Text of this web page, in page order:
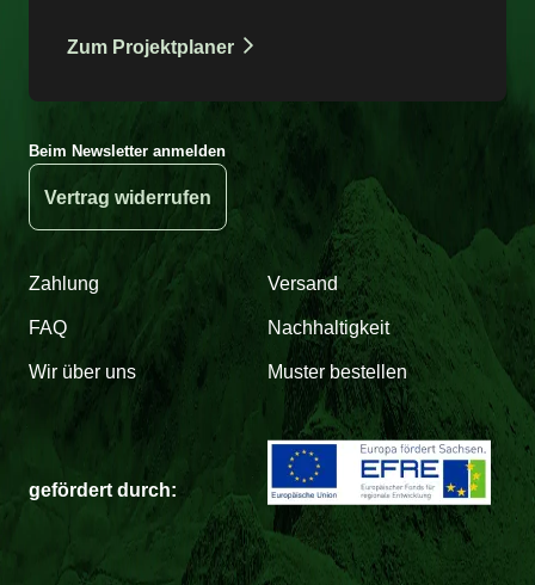
Zum Projektplaner
Beim Newsletter anmelden
Vertrag widerrufen
Zahlung Versand
FAQ Nachhaltigkeit
Wir über uns Muster bestellen
gefördert durch: